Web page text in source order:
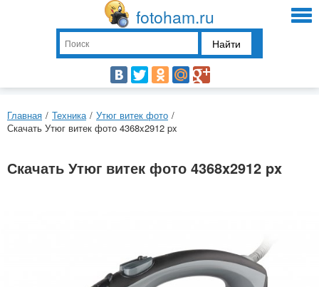
fotoham.ru
Найти
Главная / Техника / Утюг витек фото /
Скачать Утюг витек фото 4368x2912 px
Скачать Утюг витек фото 4368x2912 px